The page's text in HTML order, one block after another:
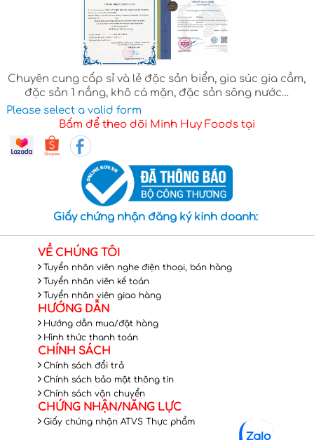
Chuyên cung cấp sỉ và lẻ đặc sản biển, gia súc gia cầm,
đặc sản 1 nắng, khô cá mặn, đặc sản sông nước…
Please select a valid form
Bấm để theo dõi Minh Huy Foods tại
Giấy chứng nhận đăng ký kinh doanh:
VỀ CHÚNG TÔI
Tuyển nhân viên nghe điện thoại, bán hàng
Tuyển nhân viên kế toán
Tuyển nhân viên giao hàng
HƯỚNG DẪN
Hướng dẫn mua/đặt hàng
Hình thức thanh toán
CHÍNH SÁCH
Chính sách đổi trả
Chính sách bảo mật thông tin
Chính sách vận chuyển
CHỨNG NHẬN/NĂNG LỰC
Giấy chứng nhận ATVS Thực phẩm